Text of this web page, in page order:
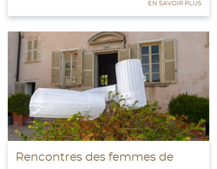
EN SAVOIR PLUS
Rencontres des femmes de